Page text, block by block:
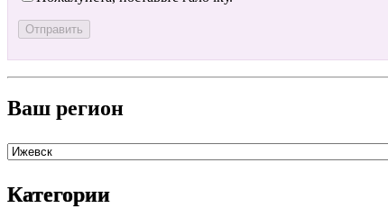
Ваш регион
Категории